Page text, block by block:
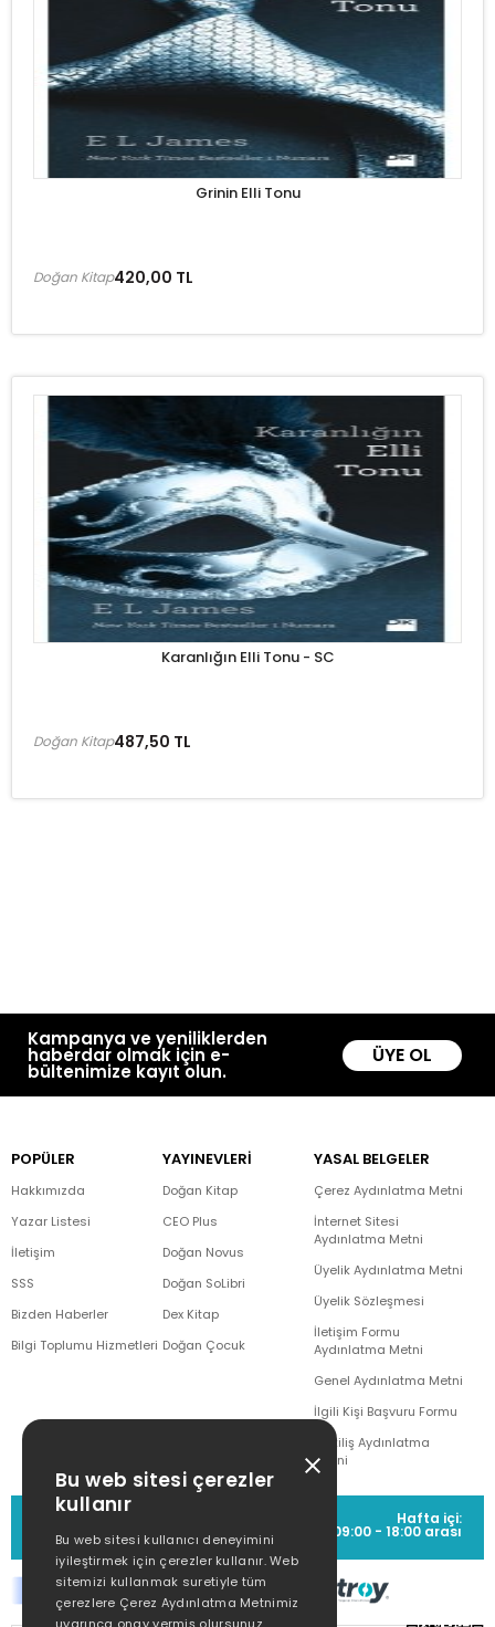
Grinin Elli Tonu
420,00 TL
Doğan Kitap
Karanlığın Elli Tonu - SC
487,50 TL
Doğan Kitap
Kampanya ve yeniliklerden
haberdar olmak için e-
bültenimize kayıt olun.
ÜYE OL
POPÜLER
Hakkımızda
Yazar Listesi
İletişim
SSS
Bizden Haberler
Bilgi Toplumu Hizmetleri
YAYINEVLERİ
Doğan Kitap
CEO Plus
Doğan Novus
Doğan SoLibri
Dex Kitap
Doğan Çocuk
YASAL BELGELER
Çerez Aydınlatma Metni
İnternet Sitesi
Aydınlatma Metni
Üyelik Aydınlatma Metni
Üyelik Sözleşmesi
İletişim Formu
Aydınlatma Metni
Genel Aydınlatma Metni
İlgili Kişi Başvuru Formu
Çekiliş Aydınlatma
Metni
MÜŞTERİ HİZMETLERİ
(0212) 373 77 00
Hafta içi:
09:00 - 18:00 arası
Bu web sitesi çerezler
kullanır
Bu web sitesi kullanıcı deneyimini
iyileştirmek için çerezler kullanır. Web
sitemizi kullanmak suretiyle tüm
çerezlere Çerez Aydınlatma Metnimiz